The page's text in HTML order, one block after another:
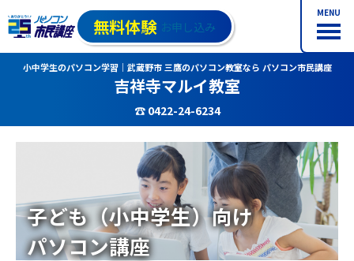
MENU
無料体験 お申し込み
小中学生のパソコン学習｜武蔵野市 三鷹のパソコン教室なら パソコン市民講座
吉祥寺マルイ教室
☎ 0422-24-6234
子ども（小中学生）向け
パソコン講座